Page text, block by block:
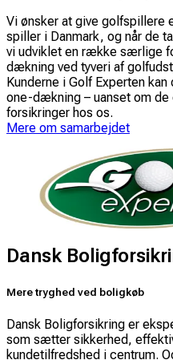
Vi ønsker at give golfspillere
spiller i Danmark, og når de
vi udviklet en række særlige
dækning ved tyveri af
Kunderne i Golf Experten
one-dækning – uanset om de
forsikringer hos os.
Mere om samarbejdet
Dansk
Mere tryghed ved boligkøb
Dansk Boligforsikring er
som sætter sikkerhed,
kundetilfredshed i centrum.